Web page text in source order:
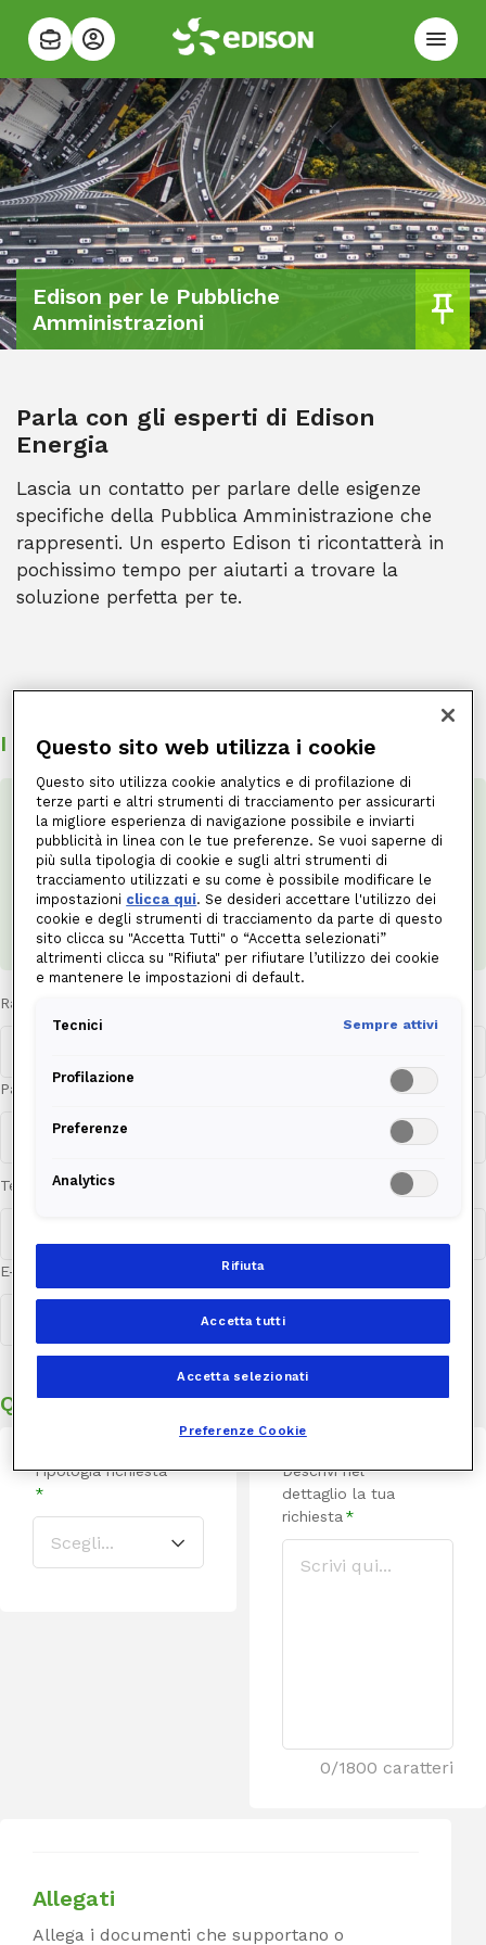
Edison per le Pubbliche
Amministrazioni
Parla con gli esperti di Edison
Energia
Lascia un contatto per parlare delle esigenze
specifiche della Pubblica Amministrazione che
rappresenti. Un esperto Edison ti ricontatterà in
pochissimo tempo per aiutarti a trovare la
soluzione perfetta per te.
I tuoi dati
Sei già cliente Edison?
Salta la fila!Accedi alla sezione di supporto
MyEdison: molte informazioni saranno
precompilate.
Fai il log-in
Ragione Sociale
Partita IVA
Telefono*
E-mail
Qual è la tua richiesta?
Tipologia richiesta
*
Descrivi nel
dettaglio la tua
richiesta *
0/1800
Allegati
Allega i documenti che supportano o
Questo sito web utilizza i cookie
Questo sito utilizza cookie analytics e di profilazione di
terze parti e altri strumenti di tracciamento per assicurarti
la migliore esperienza di navigazione possibile e inviarti
pubblicità in linea con le tue preferenze. Se vuoi saperne di
più sulla tipologia di cookie e sugli altri strumenti di
tracciamento utilizzati e su come è possibile modificare le
impostazioni clicca qui. Se desideri accettare l'utilizzo dei
cookie e degli strumenti di tracciamento da parte di questo
sito clicca su "Accetta Tutti" o “Accetta selezionati”
altrimenti clicca su "Rifiuta" per rifiutare l’utilizzo dei cookie
e mantenere le impostazioni di default.
Tecnici Sempre attivi
Profilazione
Preferenze
Analytics
Rifiuta
Accetta tutti
Accetta selezionati
Preferenze Cookie